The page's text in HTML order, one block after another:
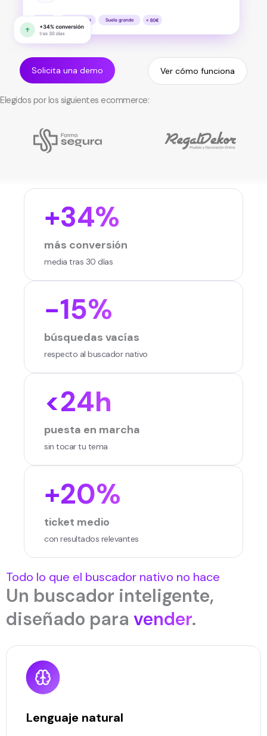
Solicita una demo Ver cómo funciona
Elegidos por los siguientes ecommerce:
+34%
más conversión
media tras 30 días
−15%
búsquedas vacías
respecto al buscador nativo
<24h
puesta en marcha
sin tocar tu tema
+20%
ticket medio
con resultados relevantes
Todo lo que el buscador nativo no hace
Un buscador inteligente,
diseñado para vender.
Lenguaje natural